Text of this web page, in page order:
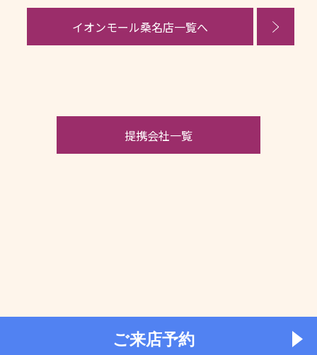
イオンモール桑名店一覧へ
提携会社一覧
ご来店予約